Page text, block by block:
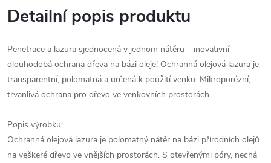
Detailní popis produktu
Penetrace a lazura sjednocená v jednom nátěru – inovativní
dlouhodobá ochrana dřeva na bázi oleje! Ochranná olejová lazura je
transparentní, polomatná a určená k použití venku. Mikroporézní,
trvanlivá ochrana pro dřevo ve venkovních prostorách.
Popis výrobku:
Ochranná olejová lazura je polomatný nátěr na bázi přírodních olejů
na veškeré dřevo ve vnějších prostorách. S otevřenými póry, nechá